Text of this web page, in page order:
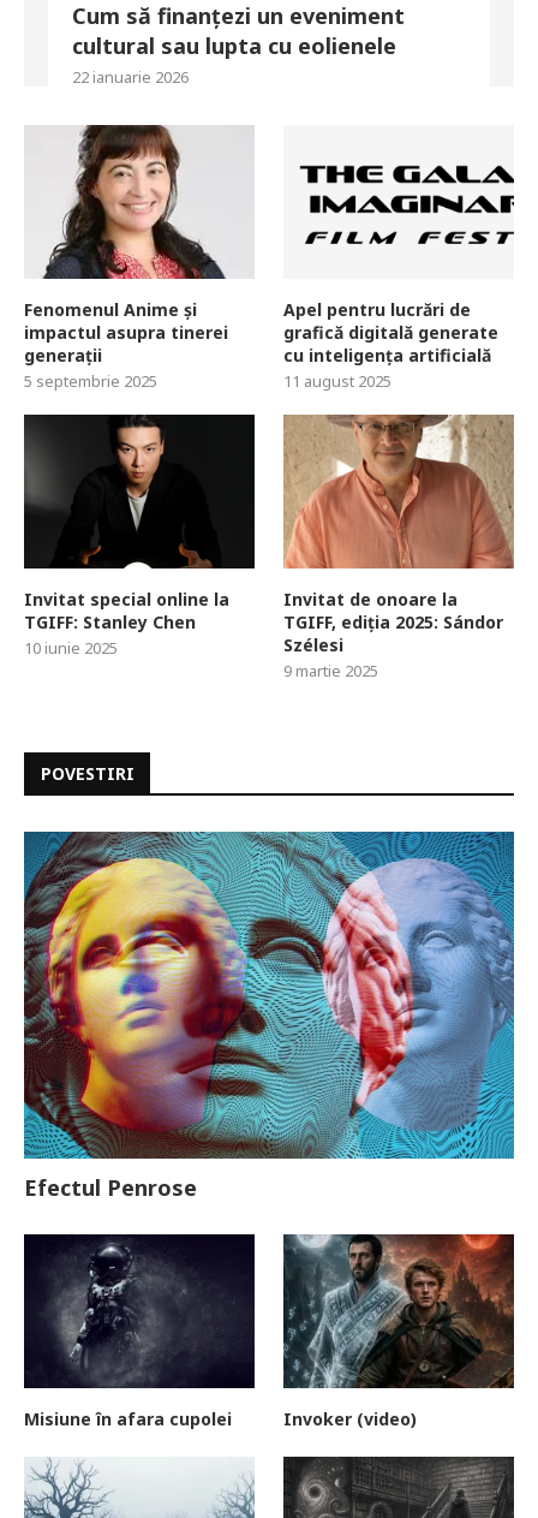
Cum să finanțezi un eveniment
cultural sau lupta cu eolienele
22 ianuarie 2026
Fenomenul Anime și
impactul asupra tinerei
generații
5 septembrie 2025
Apel pentru lucrări de
grafică digitală generate
cu inteligența artificială
11 august 2025
Invitat special online la
TGIFF: Stanley Chen
10 iunie 2025
Invitat de onoare la
TGIFF, ediția 2025: Sándor
Szélesi
9 martie 2025
POVESTIRI
Efectul Penrose
Misiune în afara cupolei Invoker (video)